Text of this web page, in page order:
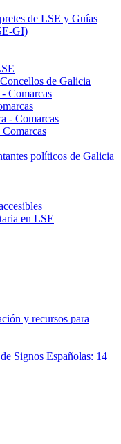
de LSE y Guías
GI)
de Galicia
Comarcas
- Comarcas
políticos de Galicia
en LSE
y recursos para
Signos Españolas: 14